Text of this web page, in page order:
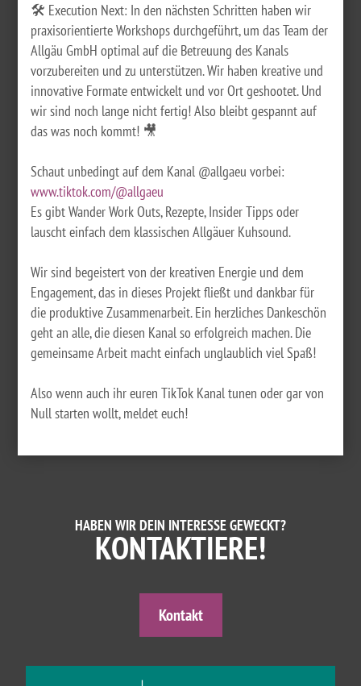
🛠 Execution Next: In den nächsten Schritten haben wir
praxisorientierte Workshops durchgeführt, um das Team der
Allgäu GmbH optimal auf die Betreuung des Kanals
vorzubereiten und zu unterstützen. Wir haben kreative und
innovative Formate entwickelt und vor Ort geshootet. Und
wir sind noch lange nicht fertig! Also bleibt gespannt auf
das was noch kommt! 🎥
Schaut unbedingt auf dem Kanal @allgaeu vorbei:
www.tiktok.com/@allgaeu
Es gibt Wander Work Outs, Rezepte, Insider Tipps oder
lauscht einfach dem klassischen Allgäuer Kuhsound.
Wir sind begeistert von der kreativen Energie und dem
Engagement, das in dieses Projekt fließt und dankbar für
die produktive Zusammenarbeit. Ein herzliches Dankeschön
geht an alle, die diesen Kanal so erfolgreich machen. Die
gemeinsame Arbeit macht einfach unglaublich viel Spaß!
Also wenn auch ihr euren TikTok Kanal tunen oder gar von
Null starten wollt, meldet euch!
HABEN WIR DEIN INTERESSE GEWECKT?
KONTAKTIERE!
Kontakt